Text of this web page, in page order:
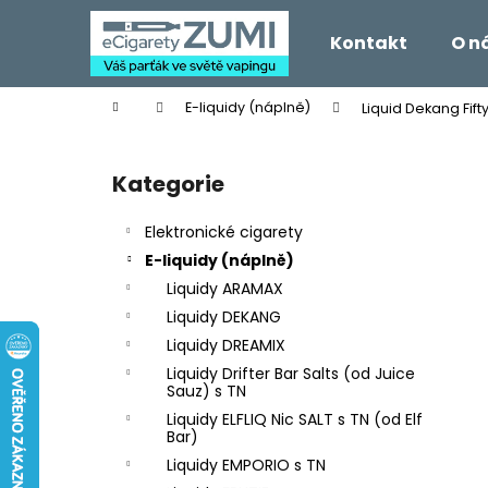
Kontakt O
Domů E-liquidy (náplně) Liquid Dekang
Přeskočit
kategorie
Kategorie
Elektronické cigarety
E-liquidy (náplně)
Liquidy ARAMAX
Liquidy DEKANG
Liquidy DREAMIX
Liquidy Drifter Bar Salts (od Juice
Sauz) s TN
Liquidy ELFLIQ Nic SALT s TN (od Elf
Bar)
Liquidy EMPORIO s TN
í
Zpět
do
Zpět
do